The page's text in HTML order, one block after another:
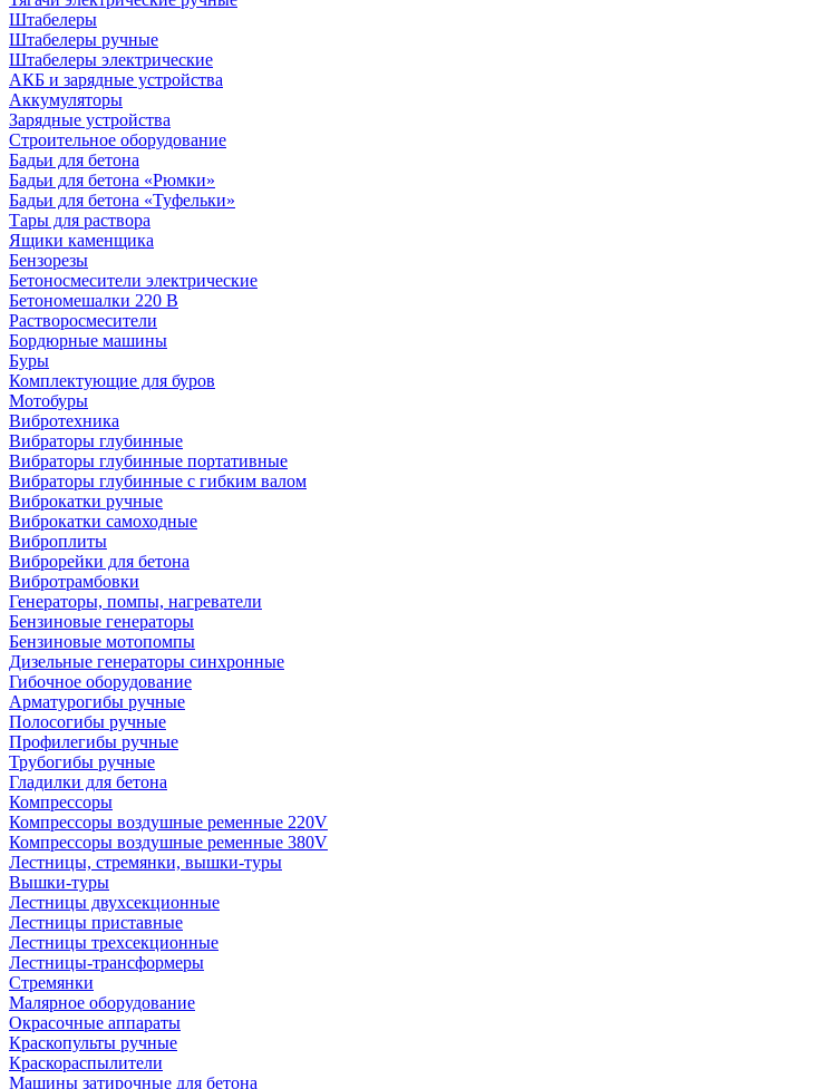
Штабелеры
Штабелеры ручные
Штабелеры электрические
АКБ и зарядные устройства
Аккумуляторы
Зарядные устройства
Строительное оборудование
Бадьи для бетона
Бадьи для бетона «Рюмки»
Бадьи для бетона «Туфельки»
Тары для раствора
Ящики каменщика
Бензорезы
Бетоносмесители электрические
Бетономешалки 220 В
Растворосмесители
Бордюрные машины
Буры
Комплектующие для буров
Мотобуры
Вибротехника
Вибраторы глубинные
Вибраторы глубинные портативные
Вибраторы глубинные с гибким валом
Виброкатки ручные
Виброкатки самоходные
Виброплиты
Виброрейки для бетона
Вибротрамбовки
Генераторы, помпы, нагреватели
Бензиновые генераторы
Бензиновые мотопомпы
Дизельные генераторы синхронные
Гибочное оборудование
Арматурогибы ручные
Полосогибы ручные
Профилегибы ручные
Трубогибы ручные
Гладилки для бетона
Компрессоры
Компрессоры воздушные ременные 220V
Компрессоры воздушные ременные 380V
Лестницы, стремянки, вышки-туры
Вышки-туры
Лестницы двухсекционные
Лестницы приставные
Лестницы трехсекционные
Лестницы-трансформеры
Стремянки
Малярное оборудование
Окрасочные аппараты
Краскопульты ручные
Краскораспылители
Машины затирочные для бетона